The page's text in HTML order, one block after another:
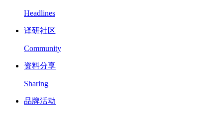
Headlines
译研社区
Community
资料分享
Sharing
品牌活动